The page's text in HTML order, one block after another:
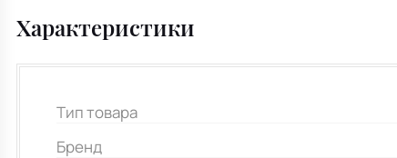
Характеристики
Тип товара
Бренд